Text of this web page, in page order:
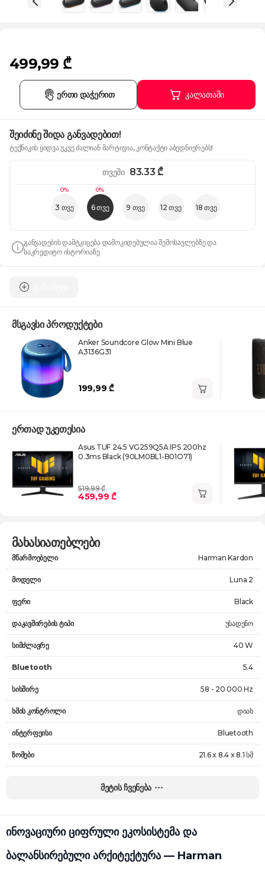
499,99 ₾
კალათაში
ერთი დაჭერით
შეიძინე შიდა განვადებით!
ტექნიკის ყიდვა უკვე ძალიან მარტივია, კონტაქტი აბედნიერებს!
0%
3 თვე
0%
6 თვე 9 თვე 12 თვე 18 თვე
თვეში 83.33 ₾
განვადების დამტკიცება დამოკიდებულია შემოსავლებზე და
საკრედიტო ისტორიაზე
მსგავსი პროდუქტები
Anker Soundcore Glow Mini Blue
A3136G31
199,99 ₾
ერთად უკეთესია
Asus TUF 24.5 VG259Q5A IPS 200hz
0.3ms Black (90LM0BL1-B01O71)
519,99 ₾
459,99 ₾
მახასიათებლები
მწარმოებელი Harman Kardon
მოდელი Luna 2
ფერი Black
დაკავშირების ტიპი უსადენო
სიმძლავრე 40 W
Bluetooth 5.4
სიხშირე 58 - 20 000 Hz
ხმის კონტროლი დიახ
ინტერფეისი Bluetooth
ზომები 21.6 x 8.4 x 8.1 სმ
მეტის ჩვენება
ინოვაციური ციფრული ეკოსისტემა და
ბალანსირებული არქიტექტურა — Harman